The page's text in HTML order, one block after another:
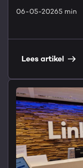
06-05-20265 min
Lees artikel